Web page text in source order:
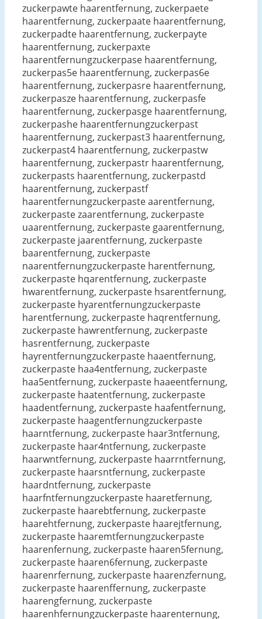
zuckerpawte haarentfernung, zuckerpaete
haarentfernung, zuckerpaate haarentfernung,
zuckerpadte haarentfernung, zuckerpayte
haarentfernung, zuckerpaxte
haarentfernungzuckerpase haarentfernung,
zuckerpas5e haarentfernung, zuckerpas6e
haarentfernung, zuckerpasre haarentfernung,
zuckerpasze haarentfernung, zuckerpasfe
haarentfernung, zuckerpasge haarentfernung,
zuckerpashe haarentfernungzuckerpast
haarentfernung, zuckerpast3 haarentfernung,
zuckerpast4 haarentfernung, zuckerpastw
haarentfernung, zuckerpastr haarentfernung,
zuckerpasts haarentfernung, zuckerpastd
haarentfernung, zuckerpastf
haarentfernungzuckerpaste aarentfernung,
zuckerpaste zaarentfernung, zuckerpaste
uaarentfernung, zuckerpaste gaarentfernung,
zuckerpaste jaarentfernung, zuckerpaste
baarentfernung, zuckerpaste
naarentfernungzuckerpaste harentfernung,
zuckerpaste hqarentfernung, zuckerpaste
hwarentfernung, zuckerpaste hsarentfernung,
zuckerpaste hyarentfernungzuckerpaste
harentfernung, zuckerpaste haqrentfernung,
zuckerpaste hawrentfernung, zuckerpaste
hasrentfernung, zuckerpaste
hayrentfernungzuckerpaste haaentfernung,
zuckerpaste haa4entfernung, zuckerpaste
haa5entfernung, zuckerpaste haaeentfernung,
zuckerpaste haatentfernung, zuckerpaste
haadentfernung, zuckerpaste haafentfernung,
zuckerpaste haagentfernungzuckerpaste
haarntfernung, zuckerpaste haar3ntfernung,
zuckerpaste haar4ntfernung, zuckerpaste
haarwntfernung, zuckerpaste haarrntfernung,
zuckerpaste haarsntfernung, zuckerpaste
haardntfernung, zuckerpaste
haarfntfernungzuckerpaste haaretfernung,
zuckerpaste haarebtfernung, zuckerpaste
haarehtfernung, zuckerpaste haarejtfernung,
zuckerpaste haaremtfernungzuckerpaste
haarenfernung, zuckerpaste haaren5fernung,
zuckerpaste haaren6fernung, zuckerpaste
haarenrfernung, zuckerpaste haarenzfernung,
zuckerpaste haarenffernung, zuckerpaste
haarengfernung, zuckerpaste
haarenhfernungzuckerpaste haarenternung,